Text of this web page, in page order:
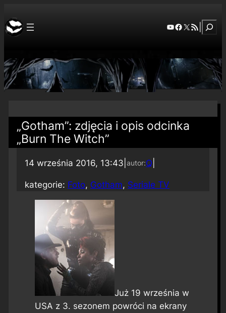
YouTube
Facebook
X RSS Feed
„Gotham”: zdjęcia i opis odcinka
„Burn The Witch”
14 września 2016, 13:43 autor:Q
kategorie: Foto, Gotham, Seriale TV
Już 19 września w
USA z 3. sezonem powróci na ekrany